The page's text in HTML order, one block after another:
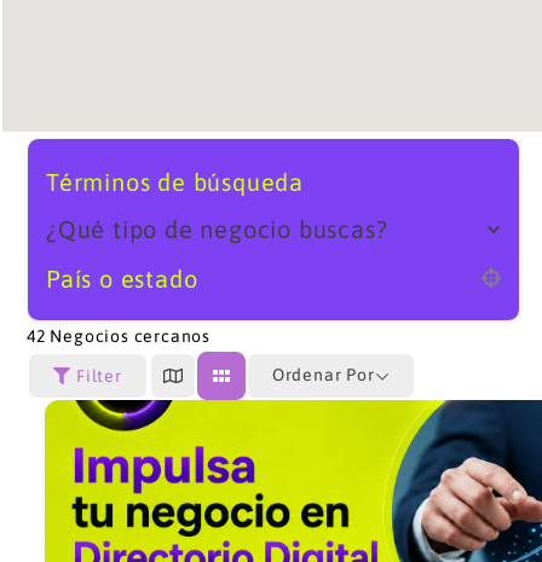
Términos de búsqueda
¿Qué tipo de negocio buscas?
País o estado
42 Negocios cercanos
Filter Ordenar Por